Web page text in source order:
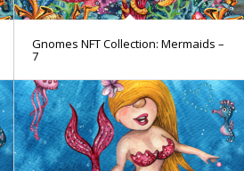
Gnomes NFT Collection: Mermaids –
7